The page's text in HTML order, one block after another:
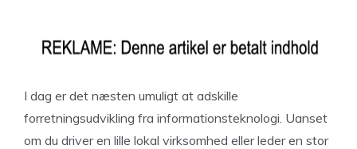
I dag er det næsten umuligt at adskille
forretningsudvikling fra informationsteknologi. Uanset
om du driver en lille lokal virksomhed eller leder en stor